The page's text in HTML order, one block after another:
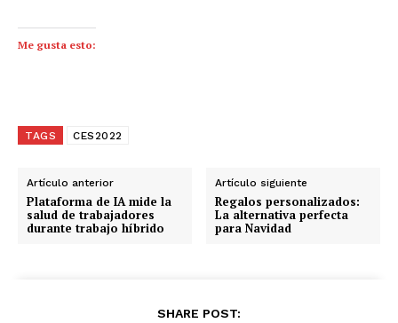
Me gusta esto:
TAGS CES2022
Artículo anterior
Plataforma de IA mide la
salud de trabajadores
durante trabajo híbrido
Artículo siguiente
Regalos personalizados:
La alternativa perfecta
para Navidad
SHARE POST: